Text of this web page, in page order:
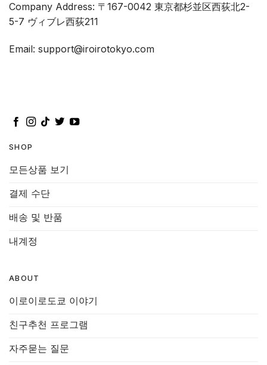
Company Address: 〒167-0042 東京都杉並区西荻北2-
5-7 ヴィブレ西荻211
Email: support@iroirotokyo.com
SHOP
모든상품 보기
결제 수단
배송 및 반품
내계정
ABOUT
이로이로도쿄 이야기
친구추천 프로그램
자주묻는 질문